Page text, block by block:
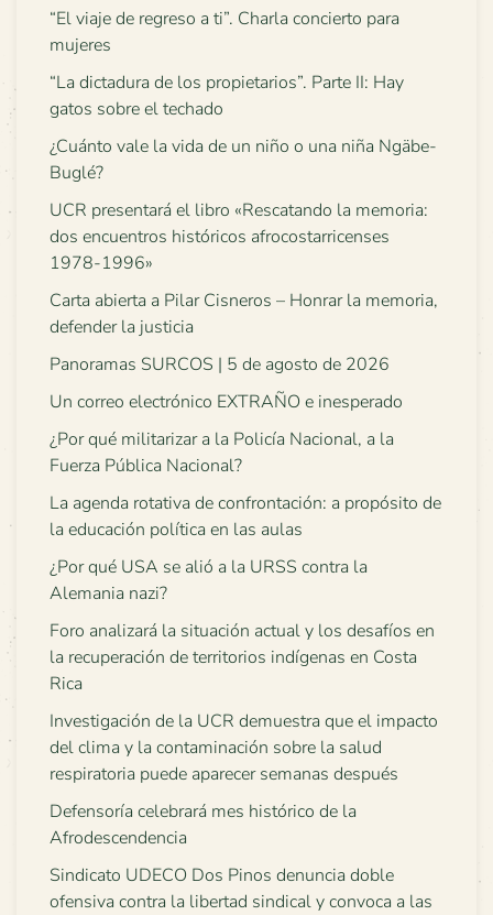
“El viaje de regreso a ti”. Charla concierto para
mujeres
“La dictadura de los propietarios”. Parte II: Hay
gatos sobre el techado
¿Cuánto vale la vida de un niño o una niña Ngäbe-
Buglé?
UCR presentará el libro «Rescatando la memoria:
dos encuentros históricos afrocostarricenses
1978-1996»
Carta abierta a Pilar Cisneros – Honrar la memoria,
defender la justicia
Panoramas SURCOS | 5 de agosto de 2026
Un correo electrónico EXTRAÑO e inesperado
¿Por qué militarizar a la Policía Nacional, a la
Fuerza Pública Nacional?
La agenda rotativa de confrontación: a propósito de
la educación política en las aulas
¿Por qué USA se alió a la URSS contra la
Alemania nazi?
Foro analizará la situación actual y los desafíos en
la recuperación de territorios indígenas en Costa
Rica
Investigación de la UCR demuestra que el impacto
del clima y la contaminación sobre la salud
respiratoria puede aparecer semanas después
Defensoría celebrará mes histórico de la
Afrodescendencia
Sindicato UDECO Dos Pinos denuncia doble
ofensiva contra la libertad sindical y convoca a las